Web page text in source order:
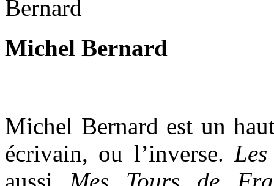
Michel Bernard
Michel Bernard est un
écrivain, ou l’inverse.
aussi Mes Tours de